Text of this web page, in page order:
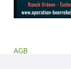
AGB